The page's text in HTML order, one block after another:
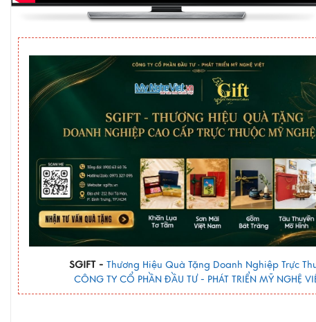
SGIFT - Thương Hiệu Quà Tặng Doanh Nghiệp Trực
CÔNG TY CỔ PHẦN ĐẦU TƯ - PHÁT TRIỂN MỸ NGHỆ